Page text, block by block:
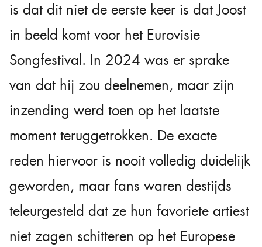
is dat dit niet de eerste keer is dat Joost
in beeld komt voor het Eurovisie
Songfestival. In 2024 was er sprake
van dat hij zou deelnemen, maar zijn
inzending werd toen op het laatste
moment teruggetrokken. De exacte
reden hiervoor is nooit volledig duidelijk
geworden, maar fans waren destijds
teleurgesteld dat ze hun favoriete artiest
niet zagen schitteren op het Europese